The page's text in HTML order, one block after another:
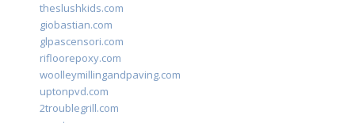
theslushkids.com
giobastian.com
glpascensori.com
rifloorepoxy.com
woolleymillingandpaving.com
uptonpvd.com
2troublegrill.com